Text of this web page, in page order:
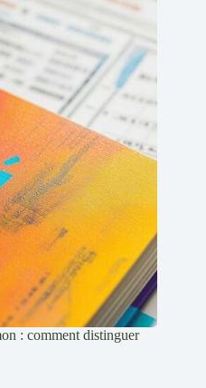
: comment distinguer